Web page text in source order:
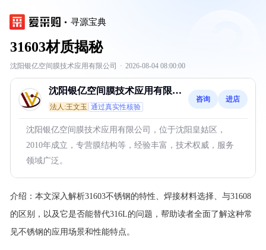
寻源宝典
31603材质揭秘
沈阳银亿空间膜技术应用有限公司 · 2026-08-04 08:00:00
沈阳银亿空间膜技术应用有限公
司
法人:王文玉 通过真实性核验
咨询 进店
沈阳银亿空间膜技术应用有限公司，位于沈阳皇姑区，
2010年成立，专营膜结构等，经验丰富，技术权威，服务
领域广泛。
介绍： 本文深入解析31603不锈钢的特性、焊接材料选择、与31608
的区别，以及它是否能替代316L的问题，帮助读者全面了解这种常
见不锈钢的应用场景和性能特点。